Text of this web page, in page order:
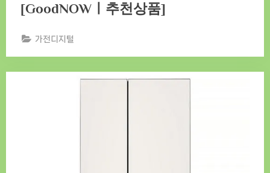
[GoodNOWㅣ추천상품]
가전디지털